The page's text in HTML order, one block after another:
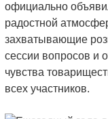
официально
радостной
захватывающие
сессии вопросов и
чувства
всех участников.